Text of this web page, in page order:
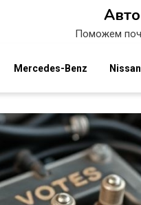
Поможем
Mercedes-Benz Nissan